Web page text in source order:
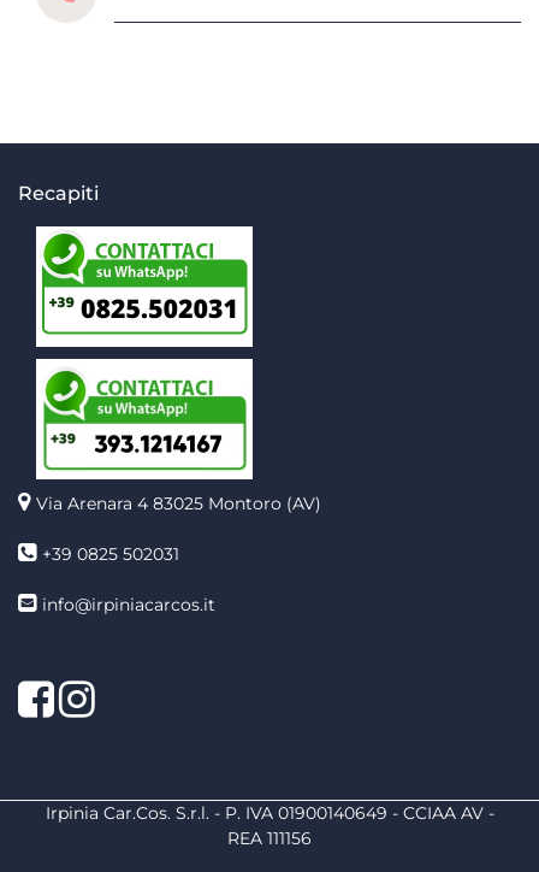
Recapiti
Via Arenara 4 83025 Montoro (AV)
+39 0825 502031
info@irpiniacarcos.it
FacebookInstagram
Irpinia Car.Cos. S.r.l. - P. IVA 01900140649 - CCIAA AV -
REA 111156